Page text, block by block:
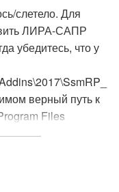
слетело. Для
ЛИРА-САПР
убедитесь, что у
верный путь к
Files
нет